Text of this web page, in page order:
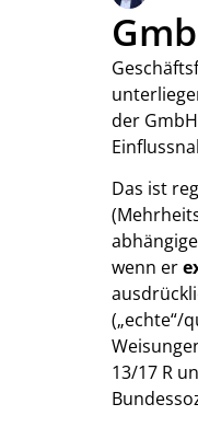
der
Das ist
wenn er
(„echte“/
13/17 R